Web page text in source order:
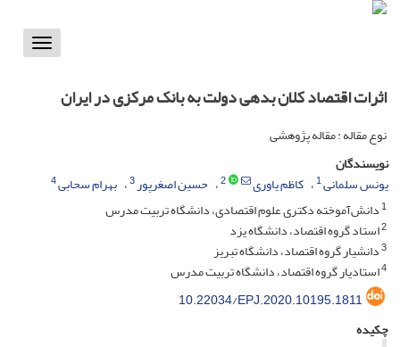
Toggle
اثرات اقتصاد کلان بدهی دولت به بانک مرکزی در ایران
نوع مقاله : مقاله پژوهشی
نویسندگان
یونس سلمانی1 کاظم یاوری 2 حسین اصغرپور3 بهرام سحابی4
1دانش‌آموخته دکتری علوم اقتصادی، دانشگاه تربیت مدرس
2استاد گروه اقتصاد، دانشگاه یزد
3دانشیار گروه اقتصاد، دانشگاه تبریز
4استادیار گروه اقتصاد، دانشگاه تربیت مدرس
10.22034/EPJ.2020.10195.1811
چکیده